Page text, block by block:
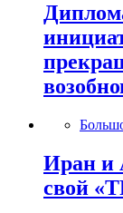
Иран и
свой